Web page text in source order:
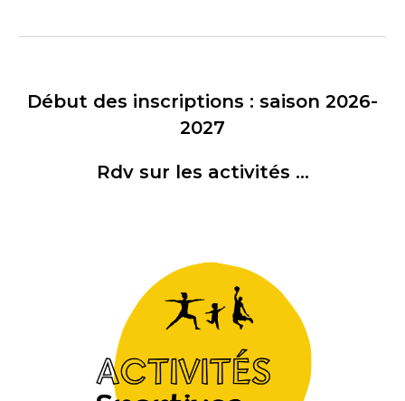
Début des inscriptions : saison 2026-
2027
Rdv sur les activités ...